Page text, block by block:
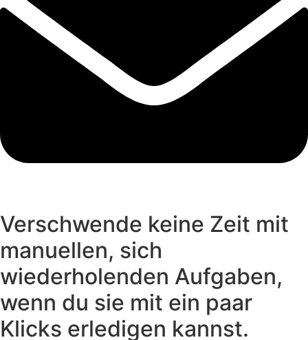
Verschwende keine Zeit mit
manuellen, sich
wiederholenden Aufgaben,
wenn du sie mit ein paar
Klicks erledigen kannst.